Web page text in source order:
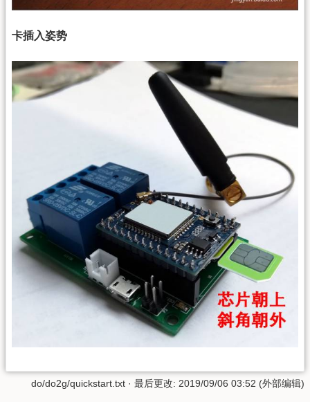
卡插入姿势
do/do2g/quickstart.txt · 最后更改: 2019/09/06 03:52 (外部编辑)